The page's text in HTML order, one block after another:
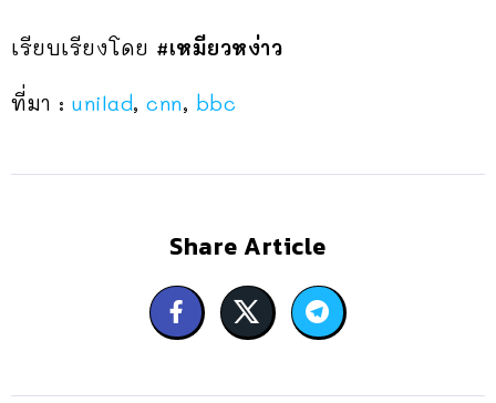
เรียบเรียงโดย #เหมียวหง่าว
ที่มา : unilad, cnn, bbc
Share Article